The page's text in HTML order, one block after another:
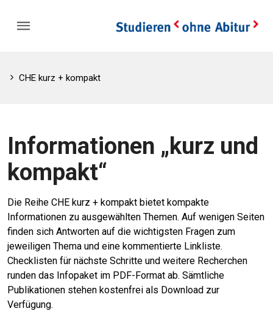
CHE kurz + kompakt
Informationen „kurz und
kompakt“
Die Reihe CHE kurz + kompakt bietet kompakte
Informationen zu ausgewählten Themen. Auf wenigen Seiten
finden sich Antworten auf die wichtigsten Fragen zum
jeweiligen Thema und eine kommentierte Linkliste.
Checklisten für nächste Schritte und weitere Recherchen
runden das Infopaket im PDF-Format ab. Sämtliche
Publikationen stehen kostenfrei als Download zur
Verfügung.